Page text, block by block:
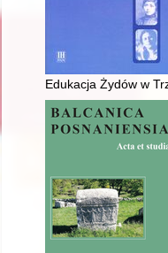
Edukacja Żydów w